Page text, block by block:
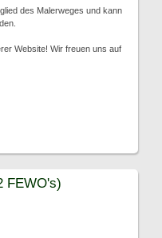
des Malerweges und kann
Website! Wir freuen uns auf
FEWO's)